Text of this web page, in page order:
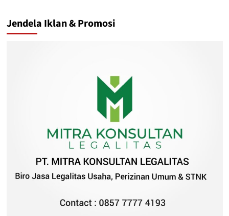
Jendela Iklan & Promosi